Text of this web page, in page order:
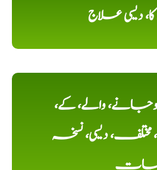
دیسی علاج
والے، کے،
مختلف، دیسی، نسخہ